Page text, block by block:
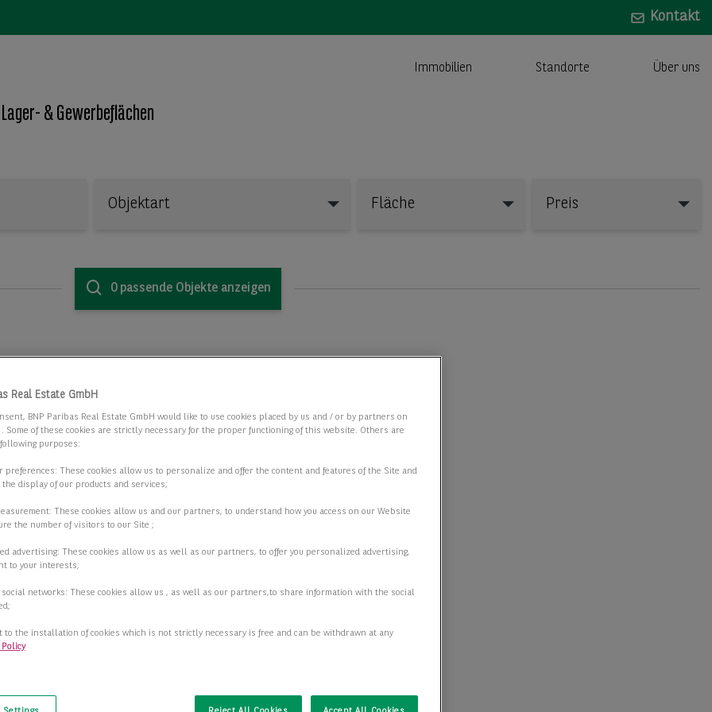
Kontakt
Immobilien Standorte Über uns
& Gewerbeflächen
Objektart Fläche Preis
0 passende Objekte anzeigen
die Suchkriterien an.
m² m Lager-/ und Logistikflächen in
Billbrook
Hamburg
Produktionsfläche 2.020,00 m
ab
Real Estate GmbH
BNP Paribas Real Estate GmbH would like to use cookies placed by us and / or by partners on
Some of these cookies are strictly necessary for the proper functioning of this website. Others are
purposes:
preferences: These cookies allow us to personalize and offer the content and features of the Site and
display of our products and services;
These cookies allow us and our partners, to understand how you access on our Website
the number of visitors to our Site ;
advertising: These cookies allow us as well as our partners, to offer you personalized advertising,
to your interests;
networks: These cookies allow us , as well as our partners,to share information with the social
to the installation of cookies which is not strictly necessary is free and can be withdrawn at any
Policy